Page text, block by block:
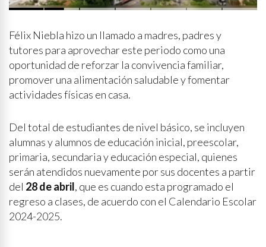
agosto
Félix Niebla hizo un llamado a madres, padres y
tutores para aprovechar este periodo como una
oportunidad de reforzar la convivencia familiar,
promover una alimentación saludable y fomentar
actividades físicas en casa.
Del total de estudiantes de nivel básico, se incluyen
alumnas y alumnos de educación inicial, preescolar,
primaria, secundaria y educación especial, quienes
serán atendidos nuevamente por sus docentes a partir
del 28 de abril, que es cuando esta programado el
regreso a clases, de acuerdo con el Calendario Escolar
2024-2025.